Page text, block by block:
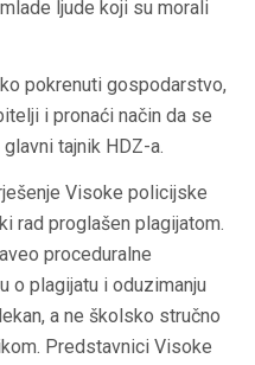
ljude koji su morali
pokrenuti gospodarstvo,
i pronaći način da se
tajnik HDZ-a.
Visoke policijske
rad proglašen plagijatom.
proceduralne
o plagijatu i oduzimanju
a ne školsko stručno
Predstavnici Visoke